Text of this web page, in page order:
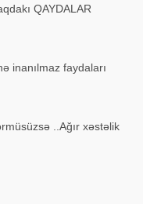
QAYDALAR
inanılmaz faydaları
..Ağır xəstəlik